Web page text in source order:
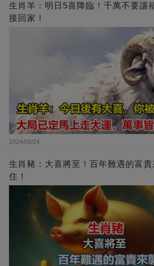
生肖羊：明日5喜降臨！千萬不要讓
接回家！
2024/09/24
生肖豬：大喜將至！百年難遇的富
住！